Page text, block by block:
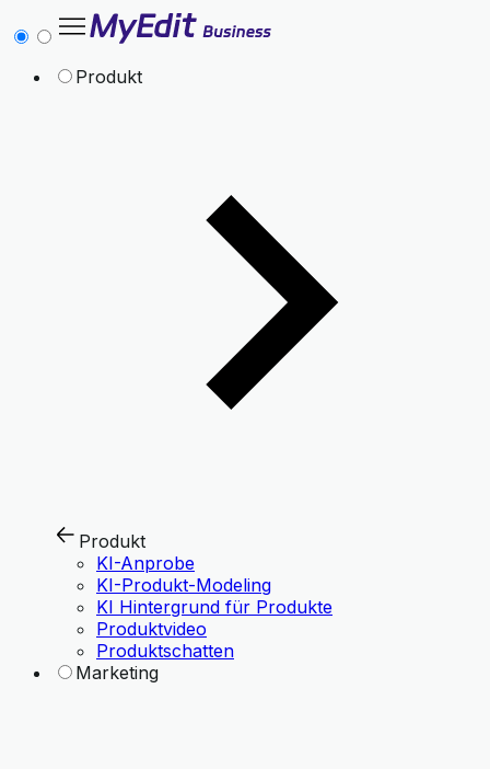
Produkt
Produkt
KI-Anprobe
KI-Produkt-Modeling
KI Hintergrund für Produkte
Produktvideo
Produktschatten
Marketing